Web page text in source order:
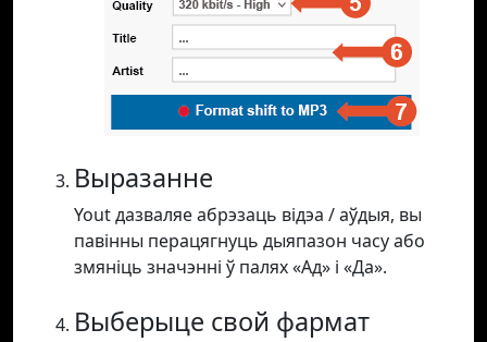
Выразанне
Yout дазваляе абрэзаць відэа / аўдыя, вы
павінны перацягнуць дыяпазон часу або
змяніць значэнні ў палях «Ад» і «Да».
Выберыце свой фармат